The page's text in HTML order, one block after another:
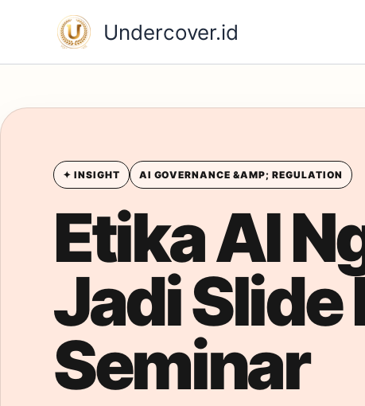
Undercover.id
✦ INSIGHT AI GOVERNANCE &AMP; REGULATION
Etika AI
Jadi Slide
Seminar